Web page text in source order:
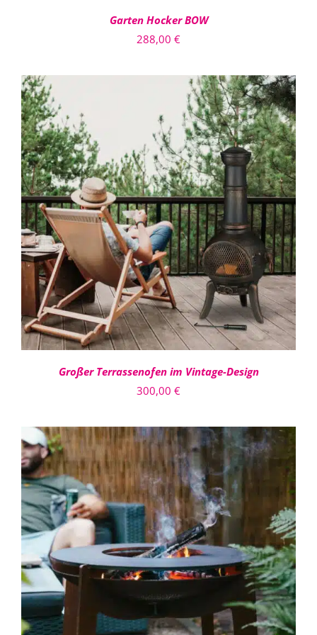
Garten Hocker BOW
288,00 €
IN DEN WARENKORB
DETAILS
Großer Terrassenofen im Vintage-Design
300,00 €
IN DEN WARENKORB
/
DETAILS